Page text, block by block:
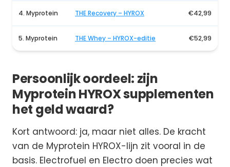
4. Myprotein THE Recovery – HYROX €42,99
5. Myprotein THE Whey – HYROX-editie €52,99
Persoonlijk oordeel: zijn
Myprotein HYROX supplementen
het geld waard?
Kort antwoord: ja, maar niet alles. De kracht
van de Myprotein HYROX-lijn zit vooral in de
basis. Electrofuel en Electro doen precies wat